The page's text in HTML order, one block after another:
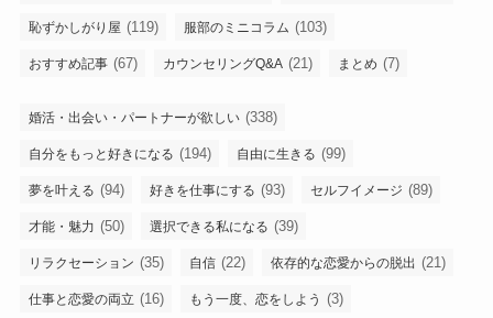
恥ずかしがり屋 (119) 服部のミニコラム (103)
おすすめ記事 (67) カウンセリングQ&A (21) まとめ (7)
婚活・出会い・パートナーが欲しい (338)
自分をもっと好きになる (194) 自由に生きる (99)
夢を叶える (94) 好きを仕事にする (93) セルフイメージ (89)
才能・魅力 (50) 選択できる私になる (39)
リラクセーション (35) 自信 (22) 依存的な恋愛からの脱出 (21)
仕事と恋愛の両立 (16) もう一度、恋をしよう (3)